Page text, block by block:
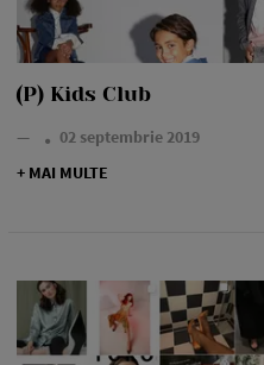
(P) Kids Club
—
02 septembrie 2019
+ MAI MULTE